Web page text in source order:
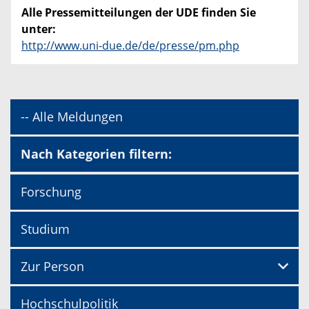
Alle Pressemitteilungen der UDE finden Sie
unter:
http://www.uni-due.de/de/presse/pm.php
-- Alle Meldungen
Nach Kategorien filtern:
Forschung
Studium
Zur Person
Hochschulpolitik